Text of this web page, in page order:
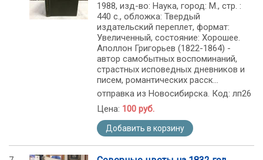
1988, изд-во: Наука, город: М., стр. :
440 с., обложка: Твердый
издательский переплет, формат:
Увеличенный, состояние: Хорошее.
Аполлон Григорьев (1822-1864) -
автор самобытных воспоминаний,
страстных исповедных дневников и
писем, романтических расск...
отправка из Новосибирска. Код: лп26
Цена: 100 руб.
Добавить в корзину